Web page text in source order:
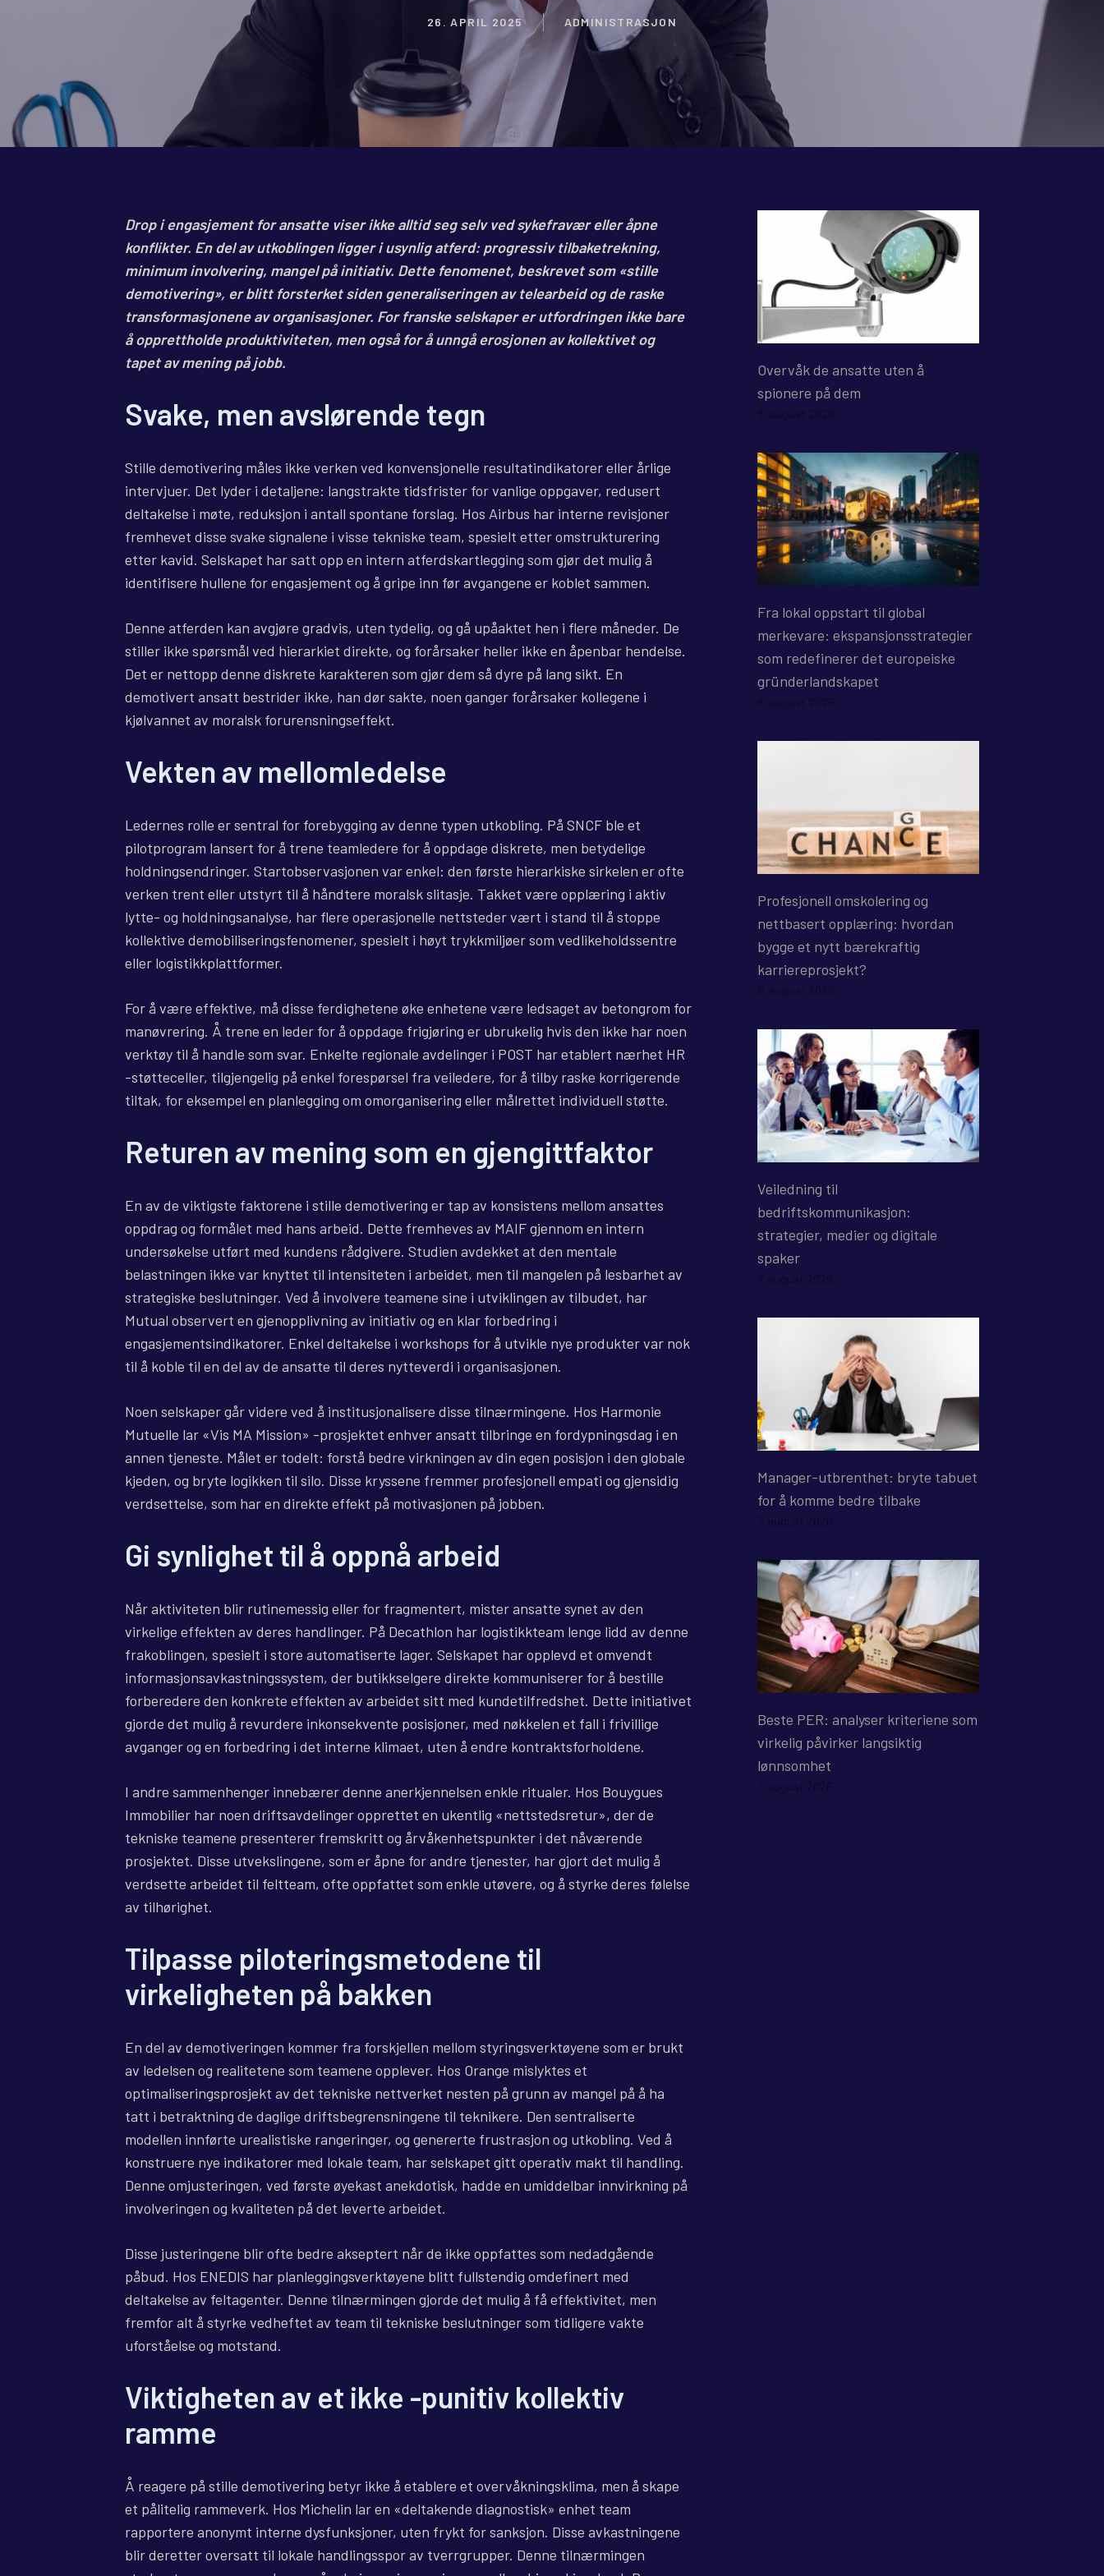
26. APRIL 2025 ADMINISTRASJON
Drop i engasjement for ansatte viser ikke alltid seg selv ved sykefravær eller åpne
konflikter. En del av utkoblingen ligger i usynlig atferd: progressiv tilbaketrekning,
minimum involvering, mangel på initiativ. Dette fenomenet, beskrevet som «stille
demotivering», er blitt forsterket siden generaliseringen av telearbeid og de raske
transformasjonene av organisasjoner. For franske selskaper er utfordringen ikke bare
å opprettholde produktiviteten, men også for å unngå erosjonen av kollektivet og
tapet av mening på jobb.
Svake, men avslørende tegn
Stille demotivering måles ikke verken ved konvensjonelle resultatindikatorer eller årlige
intervjuer. Det lyder i detaljene: langstrakte tidsfrister for vanlige oppgaver, redusert
deltakelse i møte, reduksjon i antall spontane forslag. Hos Airbus har interne revisjoner
fremhevet disse svake signalene i visse tekniske team, spesielt etter omstrukturering
etter kavid. Selskapet har satt opp en intern atferdskartlegging som gjør det mulig å
identifisere hullene for engasjement og å gripe inn før avgangene er koblet sammen.
Denne atferden kan avgjøre gradvis, uten tydelig, og gå upåaktet hen i flere måneder. De
stiller ikke spørsmål ved hierarkiet direkte, og forårsaker heller ikke en åpenbar hendelse.
Det er nettopp denne diskrete karakteren som gjør dem så dyre på lang sikt. En
demotivert ansatt bestrider ikke, han dør sakte, noen ganger forårsaker kollegene i
kjølvannet av moralsk forurensningseffekt.
Vekten av mellomledelse
Ledernes rolle er sentral for forebygging av denne typen utkobling. På SNCF ble et
pilotprogram lansert for å trene teamledere for å oppdage diskrete, men betydelige
holdningsendringer. Startobservasjonen var enkel: den første hierarkiske sirkelen er ofte
verken trent eller utstyrt til å håndtere moralsk slitasje. Takket være opplæring i aktiv
lytte- og holdningsanalyse, har flere operasjonelle nettsteder vært i stand til å stoppe
kollektive demobiliseringsfenomener, spesielt i høyt trykkmiljøer som vedlikeholdssentre
eller logistikkplattformer.
For å være effektive, må disse ferdighetene øke enhetene være ledsaget av betongrom for
manøvrering. Å trene en leder for å oppdage frigjøring er ubrukelig hvis den ikke har noen
verktøy til å handle som svar. Enkelte regionale avdelinger i POST har etablert nærhet HR
-støtteceller, tilgjengelig på enkel forespørsel fra veiledere, for å tilby raske korrigerende
tiltak, for eksempel en planlegging om omorganisering eller målrettet individuell støtte.
Returen av mening som en gjengittfaktor
En av de viktigste faktorene i stille demotivering er tap av konsistens mellom ansattes
oppdrag og formålet med hans arbeid. Dette fremheves av MAIF gjennom en intern
undersøkelse utført med kundens rådgivere. Studien avdekket at den mentale
belastningen ikke var knyttet til intensiteten i arbeidet, men til mangelen på lesbarhet av
strategiske beslutninger. Ved å involvere teamene sine i utviklingen av tilbudet, har
Mutual observert en gjenopplivning av initiativ og en klar forbedring i
engasjementsindikatorer. Enkel deltakelse i workshops for å utvikle nye produkter var nok
til å koble til en del av de ansatte til deres nytteverdi i organisasjonen.
Noen selskaper går videre ved å institusjonalisere disse tilnærmingene. Hos Harmonie
Mutuelle lar «Vis MA Mission» -prosjektet enhver ansatt tilbringe en fordypningsdag i en
annen tjeneste. Målet er todelt: forstå bedre virkningen av din egen posisjon i den globale
kjeden, og bryte logikken til silo. Disse kryssene fremmer profesjonell empati og gjensidig
verdsettelse, som har en direkte effekt på motivasjonen på jobben.
Gi synlighet til å oppnå arbeid
Når aktiviteten blir rutinemessig eller for fragmentert, mister ansatte synet av den
virkelige effekten av deres handlinger. På Decathlon har logistikkteam lenge lidd av denne
frakoblingen, spesielt i store automatiserte lager. Selskapet har opplevd et omvendt
informasjonsavkastningssystem, der butikkselgere direkte kommuniserer for å bestille
forberedere den konkrete effekten av arbeidet sitt med kundetilfredshet. Dette initiativet
gjorde det mulig å revurdere inkonsekvente posisjoner, med nøkkelen et fall i frivillige
avganger og en forbedring i det interne klimaet, uten å endre kontraktsforholdene.
I andre sammenhenger innebærer denne anerkjennelsen enkle ritualer. Hos Bouygues
Immobilier har noen driftsavdelinger opprettet en ukentlig «nettstedsretur», der de
tekniske teamene presenterer fremskritt og årvåkenhetspunkter i det nåværende
prosjektet. Disse utvekslingene, som er åpne for andre tjenester, har gjort det mulig å
verdsette arbeidet til feltteam, ofte oppfattet som enkle utøvere, og å styrke deres følelse
av tilhørighet.
Tilpasse piloteringsmetodene til
virkeligheten på bakken
En del av demotiveringen kommer fra forskjellen mellom styringsverktøyene som er brukt
av ledelsen og realitetene som teamene opplever. Hos Orange mislyktes et
optimaliseringsprosjekt av det tekniske nettverket nesten på grunn av mangel på å ha
tatt i betraktning de daglige driftsbegrensningene til teknikere. Den sentraliserte
modellen innførte urealistiske rangeringer, og genererte frustrasjon og utkobling. Ved å
konstruere nye indikatorer med lokale team, har selskapet gitt operativ makt til handling.
Denne omjusteringen, ved første øyekast anekdotisk, hadde en umiddelbar innvirkning på
involveringen og kvaliteten på det leverte arbeidet.
Disse justeringene blir ofte bedre akseptert når de ikke oppfattes som nedadgående
påbud. Hos ENEDIS har planleggingsverktøyene blitt fullstendig omdefinert med
deltakelse av feltagenter. Denne tilnærmingen gjorde det mulig å få effektivitet, men
fremfor alt å styrke vedheftet av team til tekniske beslutninger som tidligere vakte
uforståelse og motstand.
Viktigheten av et ikke -punitiv kollektiv
ramme
Å reagere på stille demotivering betyr ikke å etablere et overvåkningsklima, men å skape
et pålitelig rammeverk. Hos Michelin lar en «deltakende diagnostisk» enhet team
rapportere anonymt interne dysfunksjoner, uten frykt for sanksjon. Disse avkastningene
blir deretter oversatt til lokale handlingsspor av tverrgrupper. Denne tilnærmingen
Overvåk de ansatte uten å
spionere på dem
8. august 2026
Fra lokal oppstart til global
merkevare: ekspansjonsstrategier
som redefinerer det europeiske
gründerlandskapet
8. august 2026
Profesjonell omskolering og
nettbasert opplæring: hvordan
bygge et nytt bærekraftig
karriereprosjekt?
8. august 2026
Veiledning til
bedriftskommunikasjon:
strategier, medier og digitale
spaker
7. august 2026
Manager-utbrenthet: bryte tabuet
for å komme bedre tilbake
7. august 2026
Beste PER: analyser kriteriene som
virkelig påvirker langsiktig
lønnsomhet
7. august 2026